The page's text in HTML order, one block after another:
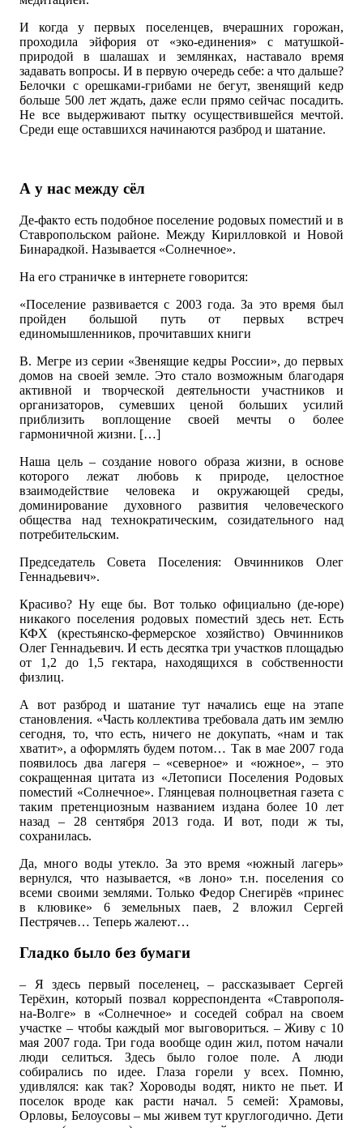
И когда у первых поселенцев, вчерашних горожан,
проходила эйфория от «эко-единения» с матушкой-
природой в шалашах и землянках, наставало время
задавать вопросы. И в первую очередь себе: а что дальше?
Белочки с орешками-грибами не бегут, звенящий кедр
больше 500 лет ждать, даже если прямо сейчас посадить.
Не все выдерживают пытку осуществившейся мечтой.
Среди еще оставшихся начинаются разброд и шатание.
А у нас между сёл
Де-факто есть подобное поселение родовых поместий и в
Ставропольском районе. Между Кирилловкой и Новой
Бинарадкой. Называется «Солнечное».
На его страничке в интернете говорится:
«Поселение развивается с 2003 года. За это время был
пройден большой путь от первых встреч
единомышленников, прочитавших книги
В. Мегре из серии «Звенящие кедры России», до первых
домов на своей земле. Это стало возможным благодаря
активной и творческой деятельности участников и
организаторов, сумевших ценой больших усилий
приблизить воплощение своей мечты о более
гармоничной жизни. […]
Наша цель – создание нового образа жизни, в основе
которого лежат любовь к природе, целостное
взаимодействие человека и окружающей среды,
доминирование духовного развития человеческого
общества над технократическим, созидательного над
потребительским.
Председатель Совета Поселения: Овчинников Олег
Геннадьевич».
Красиво? Ну еще бы. Вот только официально (де-юре)
никакого поселения родовых поместий здесь нет. Есть
КФХ (крестьянско-фермерское хозяйство) Овчинников
Олег Геннадьевич. И есть десятка три участков площадью
от 1,2 до 1,5 гектара, находящихся в собственности
физлиц.
А вот разброд и шатание тут начались еще на этапе
становления. «Часть коллектива требовала дать им землю
сегодня, то, что есть, ничего не докупать, «нам и так
хватит», а оформлять будем потом… Так в мае 2007 года
появилось два лагеря – «северное» и «южное», – это
сокращенная цитата из «Летописи Поселения Родовых
поместий «Солнечное». Глянцевая полноцветная газета с
таким претенциозным названием издана более 10 лет
назад – 28 сентября 2013 года. И вот, поди ж ты,
сохранилась.
Да, много воды утекло. За это время «южный лагерь»
вернулся, что называется, «в лоно» т.н. поселения со
всеми своими землями. Только Федор Снегирёв «принес
в клювике» 6 земельных паев, 2 вложил Сергей
Пестрячев… Теперь жалеют…
Гладко было без бумаги
– Я здесь первый поселенец, – рассказывает Сергей
Терёхин, который позвал корреспондента «Ставрополя-
на-Волге» в «Солнечное» и соседей собрал на своем
участке – чтобы каждый мог выговориться. – Живу с 10
мая 2007 года. Три года вообще один жил, потом начали
люди селиться. Здесь было голое поле. А люди
собирались по идее. Глаза горели у всех. Помню,
удивлялся: как так? Хороводы водят, никто не пьет. И
поселок вроде как расти начал. 5 семей: Храмовы,
Орловы, Белоусовы – мы живем тут круглогодично. Дети